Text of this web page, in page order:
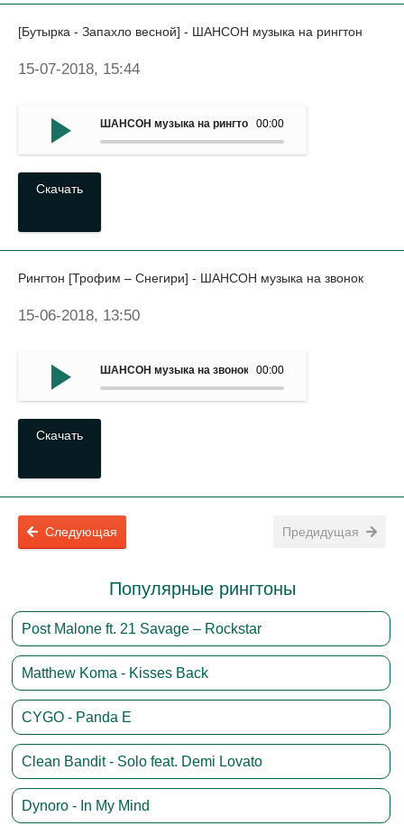
[Бутырка - Запахло весной] - ШАНСОН музыка на рингтон
15-07-2018, 15:44
00:00
ШАНСОН музыка на рингтон - (Бутырка - Запахло
Скачать
Рингтон [Трофим – Снегири] - ШАНСОН музыка на звонок
15-06-2018, 13:50
00:00
ШАНСОН музыка на звонок - Рингтон (Трофим –
Скачать
Предидущая
Следующая
Популярные рингтоны
Post Malone ft. 21 Savage – Rockstar
Matthew Koma - Kisses Back
CYGO - Panda E
Clean Bandit - Solo feat. Demi Lovato
Dynoro - In My Mind